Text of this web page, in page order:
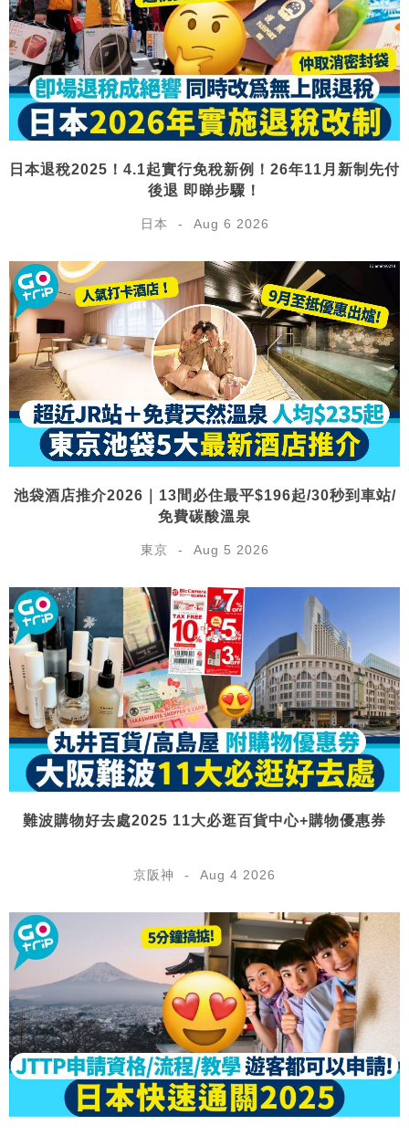
日本退稅2025！4.1起實行免稅新例！26年11月新制先付
後退 即睇步驟！
日本 Aug 6 2026
池袋酒店推介2026｜13間必住最平$196起/30秒到車站/
免費碳酸溫泉
東京 Aug 5 2026
難波購物好去處2025 11大必逛百貨中心+購物優惠券
京阪神 Aug 4 2026